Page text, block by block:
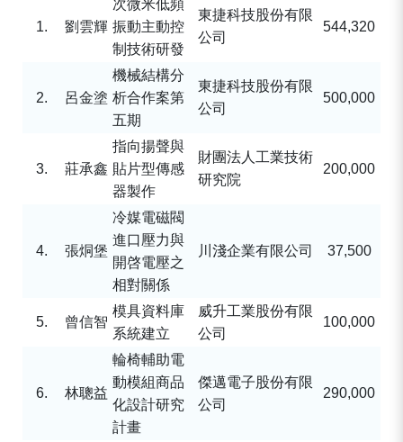
1. 劉雲輝
次微米低頻
振動主動控
制技術研發
東捷科技股份有限
公司
544,320
2. 呂金塗
機械結構分
析合作案第
五期
東捷科技股份有限
公司
500,000
3. 莊承鑫
指向揚聲與
貼片型傳感
器製作
財團法人工業技術
研究院
200,000
4. 張烔堡
冷媒電磁閥
進口壓力與
開啓電壓之
相對關係
川淺企業有限公司 37,500
5. 曾信智
模具資料庫
系統建立
威升工業股份有限
公司
100,000
6. 林聰益
輪椅輔助電
動模組商品
化設計研究
計畫
傑邁電子股份有限
公司
290,000